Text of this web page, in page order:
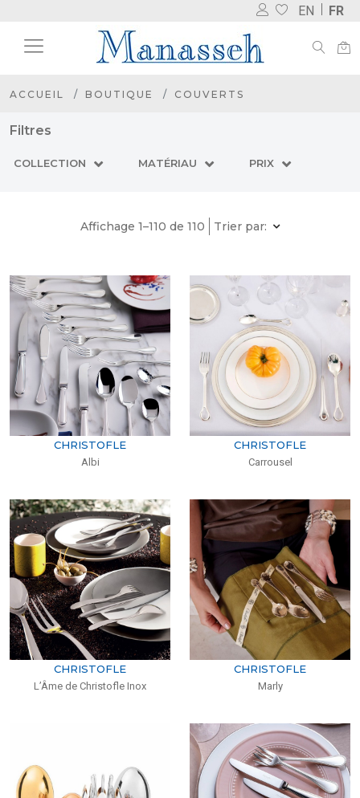
EN FR
ACCUEIL BOUTIQUE COUVERTS
Filtres
COLLECTION MATÉRIAU PRIX
Affichage 1–110 de 110 Trier par:
CHRISTOFLE
Albi
CHRISTOFLE
Carrousel
CHRISTOFLE
L’Âme de Christofle Inox
CHRISTOFLE
Marly